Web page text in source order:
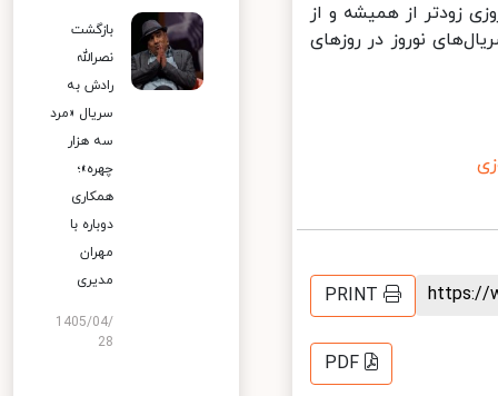
زودتر از همیشه و از
نوروز در روزهای
PRINT
PDF
بازگشت
نصرالله
رادش به
سریال «مرد
سه هزار
چهره»؛
همکاری
دوباره با
مهران
مدیری
1405/04/
28